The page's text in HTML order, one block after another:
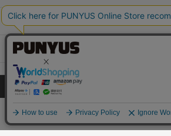
求人情報
店舗一覧
プライバシーポリシー